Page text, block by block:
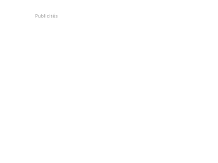
Publicités